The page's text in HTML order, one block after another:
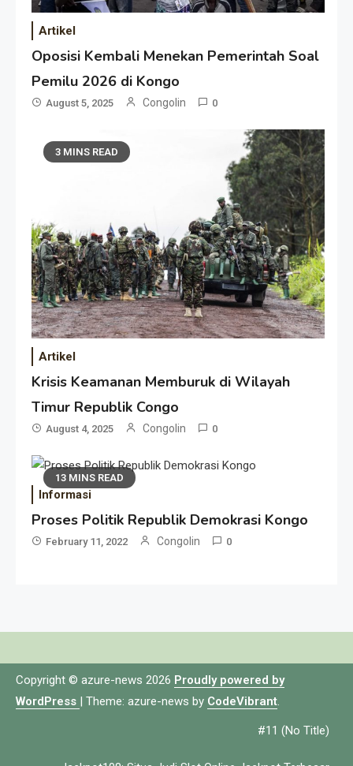
Artikel
Oposisi Kembali Menekan Pemerintah Soal
Pemilu 2026 di Kongo
August 5, 2025 Congolin 0
3 MINS READ
Artikel
Krisis Keamanan Memburuk di Wilayah
Timur Republik Congo
August 4, 2025 Congolin 0
13 MINS READ
Informasi
Proses Politik Republik Demokrasi Kongo
February 11, 2022 Congolin 0
Copyright © azure-news 2026 Proudly powered by
WordPress
Theme: azure-news by CodeVibrant.
#11 (no Title)